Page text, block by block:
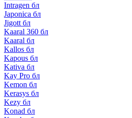
Intragen бл
Japonica бл
Jigott бл
Kaaral 360 бл
Kaaral бл
Kallos бл
Kapous бл
Kativa бл
Kay Pro бл
Kemon бл
Kerasys бл
Kezy бл
Konad бл